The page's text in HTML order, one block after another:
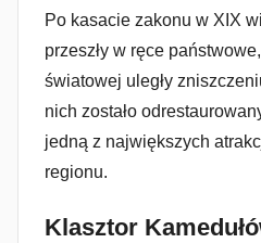
Po kasacie zakonu w XIX
przeszły w ręce
światowej uległy
nich zostało
jedną z największych
regionu.
Klasztor